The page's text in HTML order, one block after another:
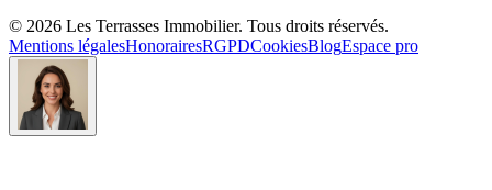
© 2026 Les Terrasses Immobilier. Tous droits réservés.
Mentions légalesHonorairesRGPDCookiesBlogEspace pro